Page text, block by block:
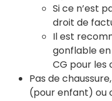
Si ce n’est
droit de
Il est
gonflable
CG pour
Pas de
(pour enfant) ou